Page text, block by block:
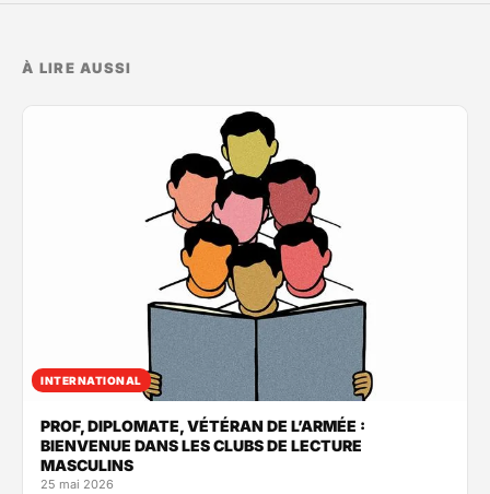
À LIRE AUSSI
INTERNATIONAL
PROF, DIPLOMATE, VÉTÉRAN DE L’ARMÉE :
BIENVENUE DANS LES CLUBS DE LECTURE
MASCULINS
25 mai 2026